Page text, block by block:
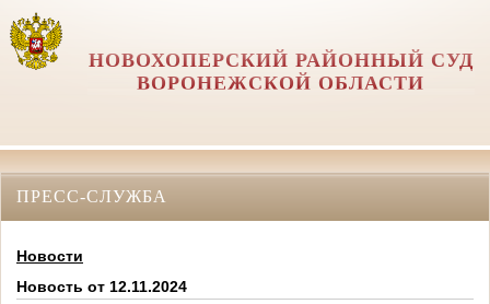
НОВОХОПЕРСКИЙ РАЙОННЫЙ СУД
ВОРОНЕЖСКОЙ ОБЛАСТИ
ПРЕСС-СЛУЖБА
Новости
Новость от 12.11.2024